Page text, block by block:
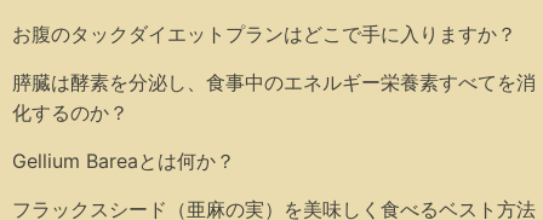
お腹のタックダイエットプランはどこで手に入りますか？
膵臓は酵素を分泌し、食事中のエネルギー栄養素すべてを消
化するのか？
Gellium Bareaとは何か？
フラックスシード（亜麻の実）を美味しく食べるベスト方法